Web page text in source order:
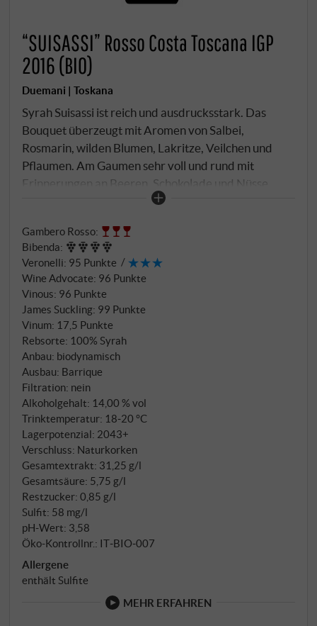
“SUISASSI” Rosso Costa Toscana IGP
2016 (BIO)
Duemani | Toskana
Syrah Suisassi ist reich und ausdrucksstark. Das
Bouquet überzeugt mit Aromen von Salbei,
Rosmarin, wilden Blumen, Lakritze, Veilchen und
Pflaumen. Am Gaumen sehr voll und rund mit
Erinnerungen an Beeren, Schokolade und Nüsse.
Elegant und intellektuell.
SUPERIORE.DE
Gambero Rosso:
Bibenda:
Veronelli: 95 Punkte
Wine Advocate: 96 Punkte
Vinous: 96 Punkte
James Suckling: 99 Punkte
Vinum: 17,5 Punkte
Rebsorte: 100% Syrah
Anbau: biodynamisch
Ausbau: Barrique
Filtration: nein
Alkoholgehalt: 14,00 % vol
Trinktemperatur: 18‑20 °C
Lagerpotenzial: 2043+
Verschluss: Naturkorken
Gesamtextrakt: 31,25 g/l
Gesamtsäure: 5,75 g/l
Restzucker: 0,85 g/l
Sulfit: 58 mg/l
pH-Wert: 3,58
Öko-Kontrollnr.: IT‑BIO‑007
Allergene
enthält Sulfite
MEHR ERFAHREN